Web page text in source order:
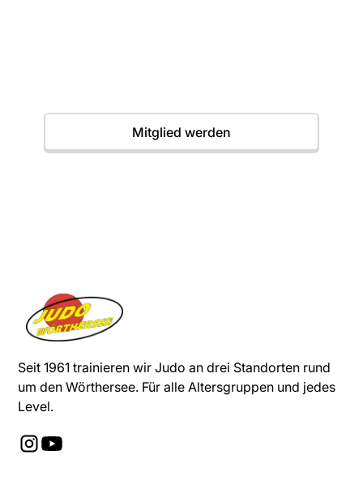
Mitglied werden
Seit 1961 trainieren wir Judo an drei Standorten rund
um den Wörthersee. Für alle Altersgruppen und jedes
Level.